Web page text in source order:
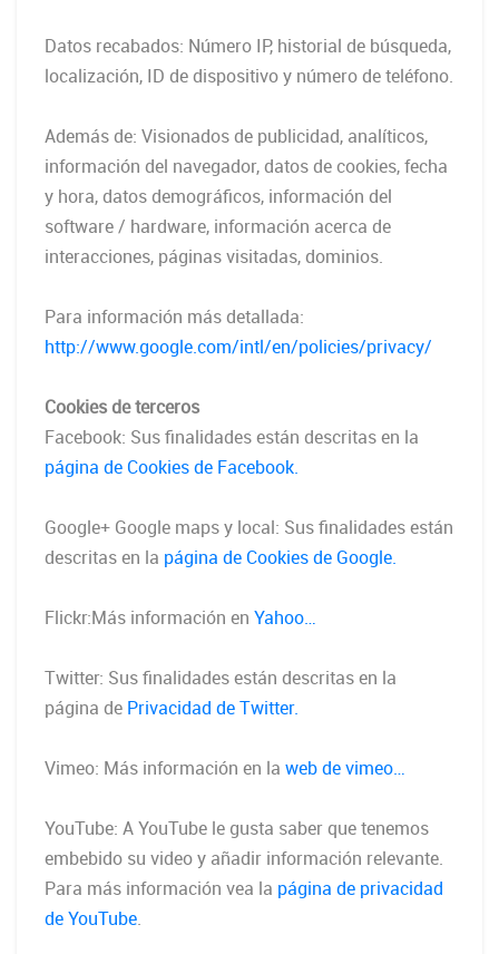
Datos recabados: Número IP, historial de búsqueda,
localización, ID de dispositivo y número de teléfono.
Además de: Visionados de publicidad, analíticos,
información del navegador, datos de cookies, fecha
y hora, datos demográficos, información del
software / hardware, información acerca de
interacciones, páginas visitadas, dominios.
Para información más detallada:
http://www.google.com/intl/en/policies/privacy/
Cookies de terceros
Facebook: Sus finalidades están descritas en la
página de Cookies de Facebook.
Google+ Google maps y local: Sus finalidades están
descritas en la página de Cookies de Google.
Flickr:Más información en Yahoo…
Twitter: Sus finalidades están descritas en la
página de Privacidad de Twitter.
Vimeo: Más información en la web de vimeo…
YouTube: A YouTube le gusta saber que tenemos
embebido su video y añadir información relevante.
Para más información vea la página de privacidad
de YouTube.